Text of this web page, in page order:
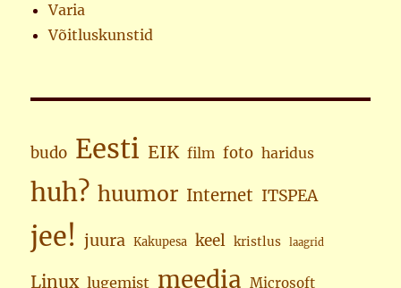
Varia
Võitluskunstid
budo Eesti EIK film foto haridus
huh? huumor Internet ITSPEA
jee! juura Kakupesa keel kristlus laagrid
Linux lugemist meedia Microsoft